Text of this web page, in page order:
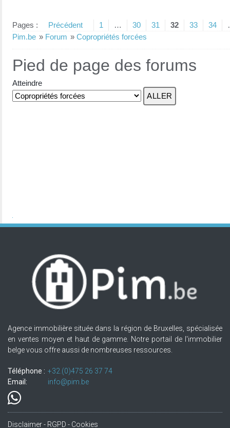
Pages : Précédent 1 … 30 31 32 33 34
Pim.be » Forum » Copropriétés forcées
Pied de page des forums
Atteindre
Agence immobilière située dans la région de Bruxelles, spécialisée
en ventes moyen et haut de gamme. Notre portail de l'immobilier
belge vous offre aussi de nombreuses ressources.
Téléphone : +32.(0)475 26 37 74
Email:
info@pim.be
Disclaimer - RGPD - Cookies